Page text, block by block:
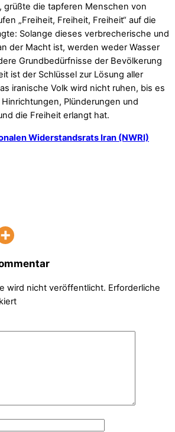
grüßte die tapferen Menschen von
„Freiheit, Freiheit, Freiheit“ auf die
Solange dieses verbrecherische und
der Macht ist, werden weder Wasser
Grundbedürfnisse der Bevölkerung
ist der Schlüssel zur Lösung aller
iranische Volk wird nicht ruhen, bis es
Plünderungen und
die Freiheit erlangt hat.
Widerstandsrats Iran (NWRI)
wird nicht veröffentlicht. Erforderliche